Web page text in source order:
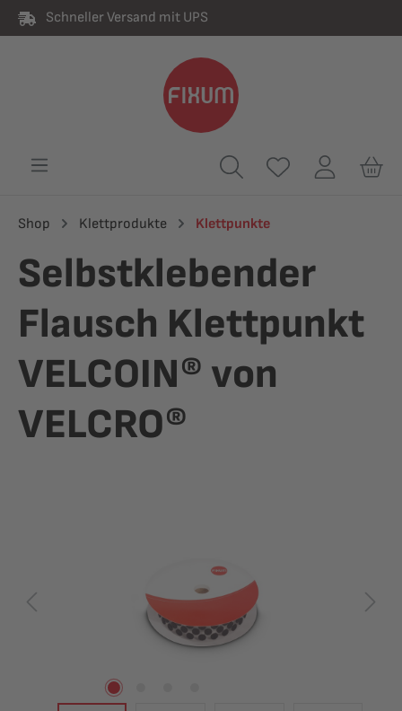
springen
Schneller Versand mit UPS
Shop Klettprodukte Klettpunkte
Selbstklebender
Flausch Klettpunkt
VELCOIN® von
VELCRO®